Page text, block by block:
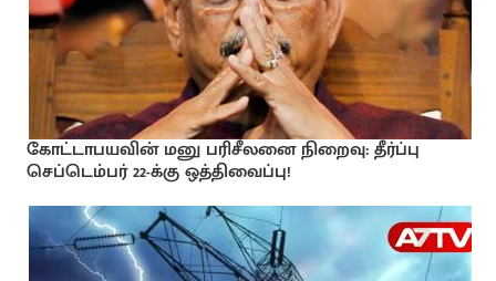
கோட்டாபயவின் மனு பரிசீலனை நிறைவு: தீர்ப்பு
செப்டெம்பர் 22-க்கு ஒத்திவைப்பு!